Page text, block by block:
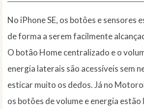
No iPhone SE, os botões e sensores
de forma a serem facilmente
O botão Home centralizado e o
energia laterais são acessíveis sem
esticar muito os dedos. Já no
os botões de volume e energia estão